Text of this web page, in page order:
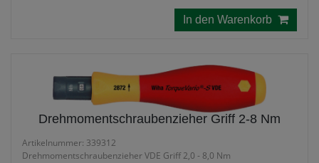
In den Warenkorb
Drehmomentschraubenzieher Griff 2-8 Nm
Artikelnummer: 339312
Drehmomentschraubenzieher VDE Griff 2,0 - 8,0 Nm